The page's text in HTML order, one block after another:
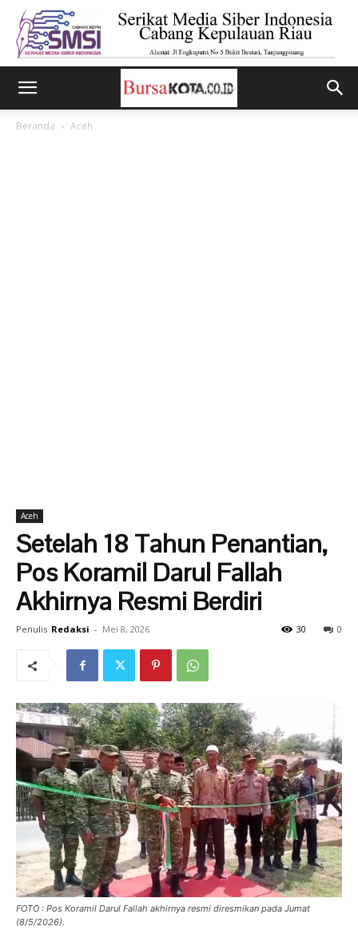
Beranda Aceh
Aceh
Setelah 18 Tahun Penantian,
Pos Koramil Darul Fallah
Akhirnya Resmi Berdiri
Penulis Redaksi - Mei 8, 2026 0
30
FOTO : Pos Koramil Darul Fallah akhirnya resmi diresmikan pada Jumat
(8/5/2026).